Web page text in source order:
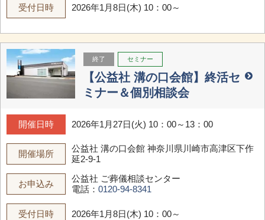
受付日時 2026年1月8日(木) 10：00～
終了 セミナー
【公益社 溝の口会館】終活セ
ミナー＆個別相談会
開催日時 2026年1月27日(火) 10：00～13：00
開催場所
公益社 溝の口会館 神奈川県川崎市高津区下作
延2-9-1
お申込み
公益社 ご葬儀相談センター
電話： 0120-94-8341
受付日時 2026年1月8日(木) 10：00～